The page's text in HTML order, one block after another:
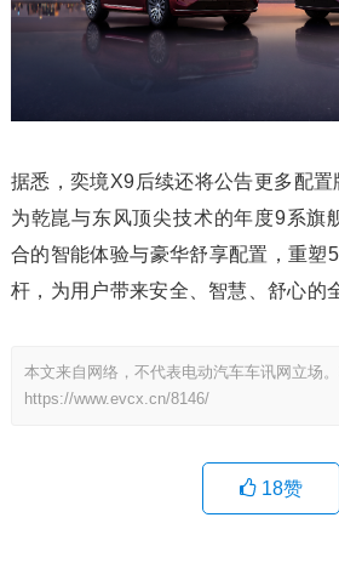
据悉，奕境X9后续还将公告更多配
为乾崑与东风顶尖技术的年度9系旗
合的智能体验与豪华舒享配置，重塑
杆，为用户带来安全、智慧、舒心的
本文来自网络，不代表电动汽车车讯网立场
https://www.evcx.cn/8146/
18赞